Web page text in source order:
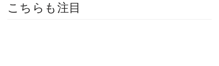
こちらも注目